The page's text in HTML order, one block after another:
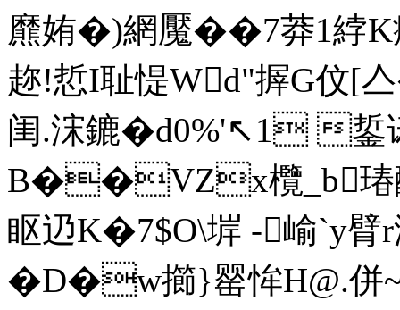
爢姷�)網魘��7莽1綍K
趂!悊I耻惿Wd"搱G伩[亼
闺.浨鏕�d0%'↖1 銴
B��VZx欖_b瑃醗
眍辸K�7$O\堓 -崳`y
�D�w擳}罂恈H@.併